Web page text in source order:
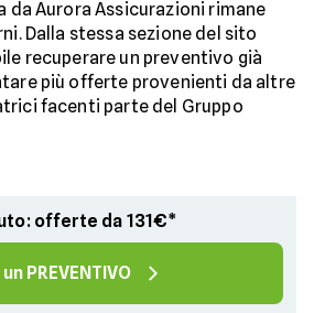
Aurora Assicurazioni rimane
Dalla stessa sezione del sito
recuperare un preventivo già
più offerte provenienti da altre
facenti parte del Gruppo
offerte da 131€*
un PREVENTIVO